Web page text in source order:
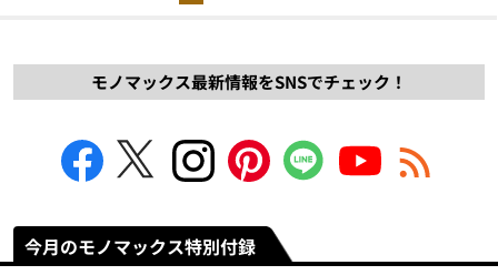
モノマックス最新情報をSNSでチェック！
今月のモノマックス特別付録